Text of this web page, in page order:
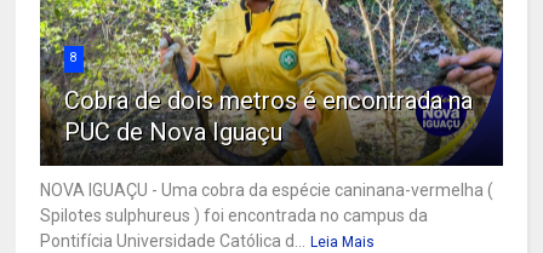
8
Cobra de dois metros é encontrada na
PUC de Nova Iguaçu
NOVA IGUAÇU - Uma cobra da espécie caninana-vermelha (
Spilotes sulphureus ) foi encontrada no campus da
Pontifícia Universidade Católica d...
Leia Mais